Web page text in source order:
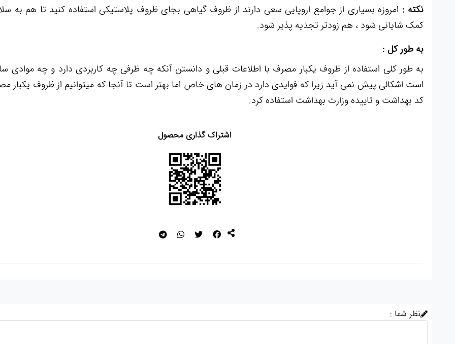
نکته : امروزه بسیاری از جوامع اروپایی سعی دارند از ظروف گیاهی بجای ظروف پلاستیکی استفاده کنید تا هم به
کمک شایانی شود ، هم زودتر تجذیه پذیر شود.
به طور کل :
به طور کلی استفاده از ظروف یکبار مصرف با اطلاعات قبلی و دانستن آنکه چه ظرفی چه کاربردی دارد و چه موادی
است اشکالی پیش نمی آید زیرا که فوایدی دارد در زمان های خاص اما بهتر است تا آنجا که میتوانیم از ظروف یکبار
کد بهداشت و تاییده وزارت بهداشت استفاده کرد.
اشتراک گذاری محصول
نظر شما :